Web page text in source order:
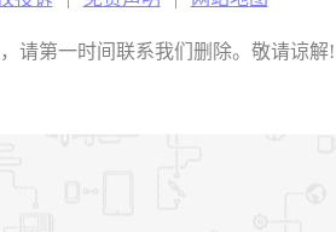
第一时间联系我们删除。敬请谅解!